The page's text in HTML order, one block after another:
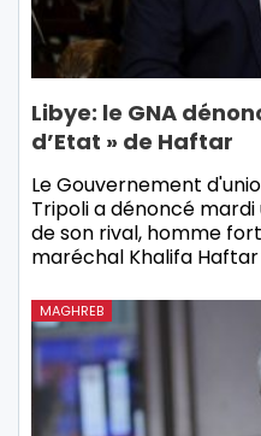
Libye: le GNA
d’Etat » de Haftar
Le Gouvernement
Tripoli a dénoncé
de son rival, homme
maréchal Khalifa Haftar
MAGHREB